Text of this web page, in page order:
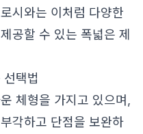
시와는 이처럼 다양한
공할 수 있는 폭넓은 제
택법
체형을 가지고 있으며,
각하고 단점을 보완하